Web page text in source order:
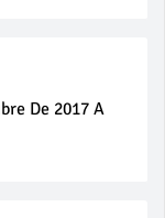
De 2017 A